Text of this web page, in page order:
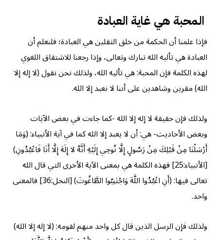
المحبة هي غاية العبادة
فإذا علمنا أن الحكمة من خلق الثقلين هي العبادة؛ فلنعلم أن
العبادة هي تأليه الله تبارك وتعالى، وإذا رجعنا للاشتقاق اللغوي
لهذه الكلمة فإن المحبة: هي تأليه الله، ولذلك نحن نقول (لا إله إلا
الله) مقرين وشاهدين على أننا لا نعبد إلا الله.
ولذلك فإن حقيقة لا إله إلا الله -كما جاءت في بعض الآيات
وبعض الأحاديث- هي: أن لا يعبد إلا الله كما في آية الأنبياء: (وَمَا
أَرْسَلْنَا مِنْ قَبْلِكَ مِنْ رَسُولٍ إِلَّا نُوحِي إِلَيْهِ أَنَّهُ لا إِلَهَ إِلَّا أَنَا فَاعْبُدُونِ)
[الأنبياء:25] فهذه الكلمة هي بمعنى الآية الأخرى التي قال الله
تعالى فيها: (أَنِ اعْبُدُوا اللَّهَ وَاجْتَنِبُوا الطَّاغُوتَ) [النحل:36] فالمعنى
واحد.
ولذلك فإن الرسل الذين قال كل واحد منهم لقومه: (لا إله إلا الله)